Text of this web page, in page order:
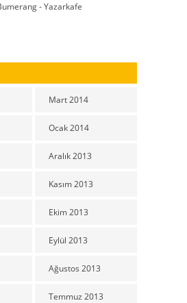
Mart 2014
Ocak 2014
Aralık 2013
Kasım 2013
Ekim 2013
Eylül 2013
Ağustos 2013
Temmuz 2013